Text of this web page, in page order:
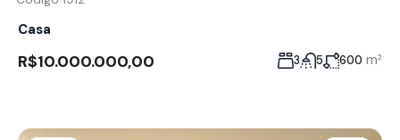
Casa
R$10.000.000,00 3 5 600 m²